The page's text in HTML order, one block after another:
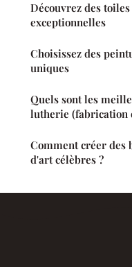
Découvrez des
exceptionnelles
Choisissez des
uniques
Quels sont les
lutherie (fabrication
Comment créer
d'art célèbres ?